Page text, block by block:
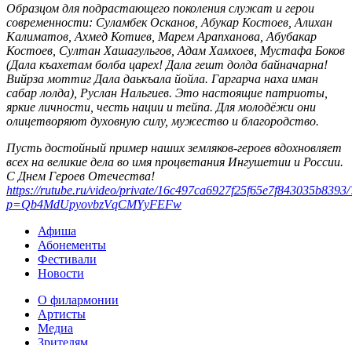
Образцом для подрастающего поколения служат и герои
современности: Суламбек Осканов, Абукар Костоев, Алихан
Калиматов, Ахмед Котиев, Марем Арапханова, Абубакар
Костоев, Султан Хашагульгов, Адам Хамхоев, Мустафа Боков
(Дала къахетам болба царех! Дала гешт долда байначарна!
Вийрза моттиг Дала даькъала йойла. Гаргарча наха иман
сабар лолда), Руслан Нальгиев. Это настоящие патриоты,
яркие личности, честь нации и тейпа. Для молодёжи они
олицетворяют духовную силу, мужество и благородство.
Пусть достойный пример наших земляков-героев вдохновляет
всех на великие дела во имя процветания Ингушетии и России.
С Днем Героев Отечества!
https://rutube.ru/video/private/16c497ca6927f25f65e7f843035b8393/
p=Qb4MdUpyovbzVqCMYyFEFw
Афиша
Абонементы
Фестивали
Новости
О филармонии
Артисты
Медиа
Зрителям